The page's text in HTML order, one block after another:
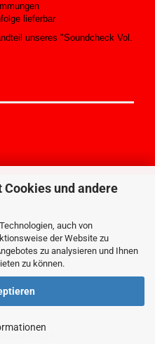
Cookies und andere
auch von
der Website zu
zu analysieren und Ihnen
zu können.
lieferbar
unseres "Soundcheck Vol.